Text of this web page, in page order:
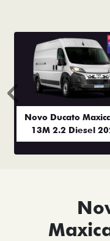
Novo Ducato
13M 2.2 Diesel
Anterior